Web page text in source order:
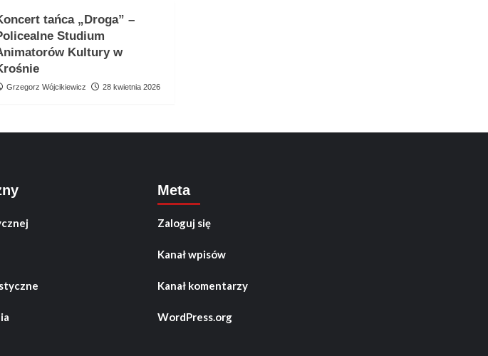
tańca „Droga” –
Studium
Kultury w
Grzegorz Wójcikiewicz 28 kwietnia 2026
Meta
Zaloguj się
Kanał wpisów
Kanał komentarzy
WordPress.org